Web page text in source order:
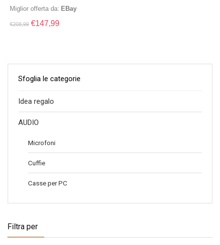
Miglior offerta da: eBay
€208,99 €147,99
Sfoglia le categorie
Idea regalo
AUDIO
Microfoni
Cuffie
Casse per PC
Filtra per